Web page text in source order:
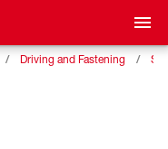
Driving and Fastening